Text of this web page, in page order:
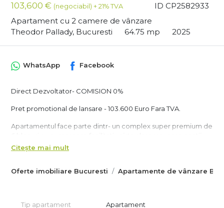
ID CP2582933
103,600 € (negociabil) + 21% TVA
Apartament cu 2 camere de vânzare
Theodor Pallady, Bucuresti
64.75 mp 2025
Oferte imobiliare Bucuresti Apartamente de vânzare
WhatsApp Facebook
Direct Dezvoltator- COMISION 0%
Pret promotional de lansare - 103.600 Euro Fara TVA.
Apartamentul face parte dintr- un complex super premium de
verzi si comerciale.
In proximitate gasim scoli , gradinite ,Parcul Teilor , marile
Metro, Auchan Pallady, Jumbo, JYSK, Decthalon, Dedeman si
Imobilul face parte dintr-un bloc nou cu regim de inaltime
Citește mai mult
Tip apartament Apartament